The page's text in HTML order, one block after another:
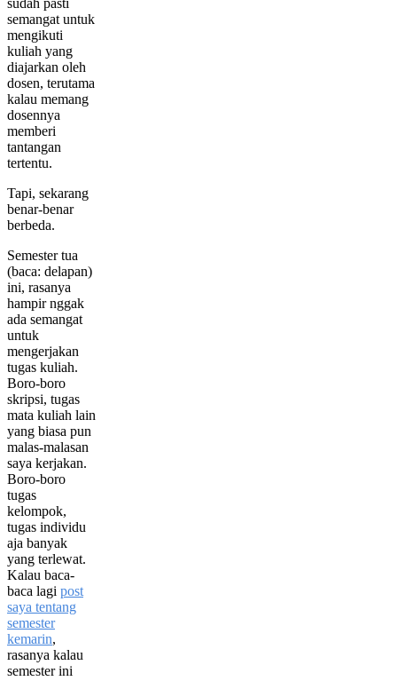
semangat untuk
mengikuti
kuliah yang
diajarkan oleh
dosen, terutama
kalau memang
dosennya
memberi
tantangan
tertentu.
Tapi, sekarang
benar-benar
berbeda.
Semester tua
(baca: delapan)
ini, rasanya
hampir nggak
ada semangat
untuk
mengerjakan
tugas kuliah.
Boro-boro
skripsi, tugas
mata kuliah lain
yang biasa pun
malas-malasan
saya kerjakan.
Boro-boro
tugas
kelompok,
tugas individu
aja banyak
yang terlewat.
Kalau baca-
baca lagi post
saya tentang
semester
kemarin,
rasanya kalau
semester ini